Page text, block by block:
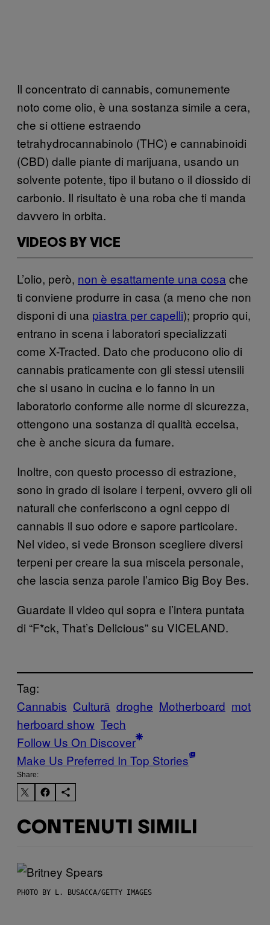
Il concentrato di cannabis, comunemente
noto come olio, è una sostanza simile a cera,
che si ottiene estraendo
tetrahydrocannabinolo (THC) e cannabinoidi
(CBD) dalle piante di marijuana, usando un
solvente potente, tipo il butano o il diossido di
carbonio. Il risultato è una roba che ti manda
davvero in orbita.
VIDEOS BY VICE
L’olio, però, non è esattamente una cosa che
ti conviene produrre in casa (a meno che non
disponi di una piastra per capelli); proprio qui,
entrano in scena i laboratori specializzati
come X-Tracted. Dato che producono olio di
cannabis praticamente con gli stessi utensili
che si usano in cucina e lo fanno in un
laboratorio conforme alle norme di sicurezza,
ottengono una sostanza di qualità eccelsa,
che è anche sicura da fumare.
Inoltre, con questo processo di estrazione,
sono in grado di isolare i terpeni, ovvero gli oli
naturali che conferiscono a ogni ceppo di
cannabis il suo odore e sapore particolare.
Nel video, si vede Bronson scegliere diversi
terpeni per creare la sua miscela personale,
che lascia senza parole l’amico Big Boy Bes.
Guardate il video qui sopra e l’intera puntata
di “F*ck, That’s Delicious” su VICELAND.
Tag:
Cannabis Cultură droghe Motherboard mot
herboard show Tech
Follow Us On Discover
Make Us Preferred In Top Stories
Share:
CONTENUTI SIMILI
PHOTO BY L. BUSACCA/GETTY IMAGES